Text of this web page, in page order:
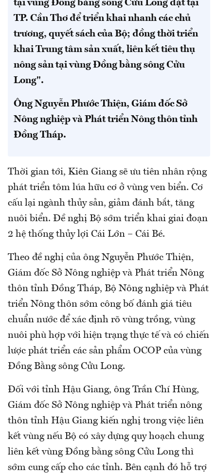
tại vùng Đồng bằng sông Cửu Long đặt tại
TP. Cần Thơ để triển khai nhanh các chủ
trương, quyết sách của Bộ; đồng thời triển
khai Trung tâm sản xuất, liên kết tiêu thụ
nông sản tại vùng Đồng bằng sông Cửu
Long".
Ông Nguyễn Phước Thiện, Giám đốc Sở
Nông nghiệp và Phát triển Nông thôn tỉnh
Đồng Tháp.
Thời gian tới, Kiên Giang sẽ ưu tiên nhân rộng
phát triển tôm lúa hữu cơ ở vùng ven biển. Cơ
cấu lại ngành thủy sản, giảm đánh bắt, tăng
nuôi biển. Đề nghị Bộ sớm triển khai giai đoạn
2 hệ thống thủy lợi Cái Lớn – Cái Bé.
Theo đề nghị của ông Nguyễn Phước Thiện,
Giám đốc Sở Nông nghiệp và Phát triển Nông
thôn tỉnh Đồng Tháp, Bộ Nông nghiệp và Phát
triển Nông thôn sớm công bố đánh giá tiêu
chuẩn nước để xác định rõ vùng trồng, vùng
nuôi phù hợp với hiện trạng thực tế và có chiến
lược phát triển các sản phẩm OCOP của vùng
Đồng Bằng sông Cửu Long.
Đối với tỉnh Hậu Giang, ông Trần Chí Hùng,
Giám đốc Sở Nông nghiệp và Phát triển nông
thôn tỉnh Hậu Giang kiến nghị trong việc liên
kết vùng nếu Bộ có xây dựng quy hoạch chung
liên kết vùng Đồng bằng sông Cửu Long thì
sớm cung cấp cho các tỉnh. Bên cạnh đó hỗ trợ